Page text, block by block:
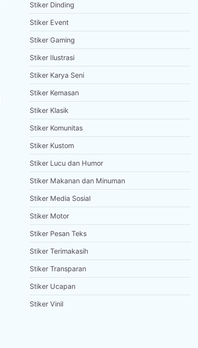
Stiker Dinding
Stiker Event
Stiker Gaming
Stiker Ilustrasi
Stiker Karya Seni
Stiker Kemasan
Stiker Klasik
Stiker Komunitas
Stiker Kustom
Stiker Lucu dan Humor
Stiker Makanan dan Minuman
Stiker Media Sosial
Stiker Motor
Stiker Pesan Teks
Stiker Terimakasih
Stiker Transparan
Stiker Ucapan
Stiker Vinil